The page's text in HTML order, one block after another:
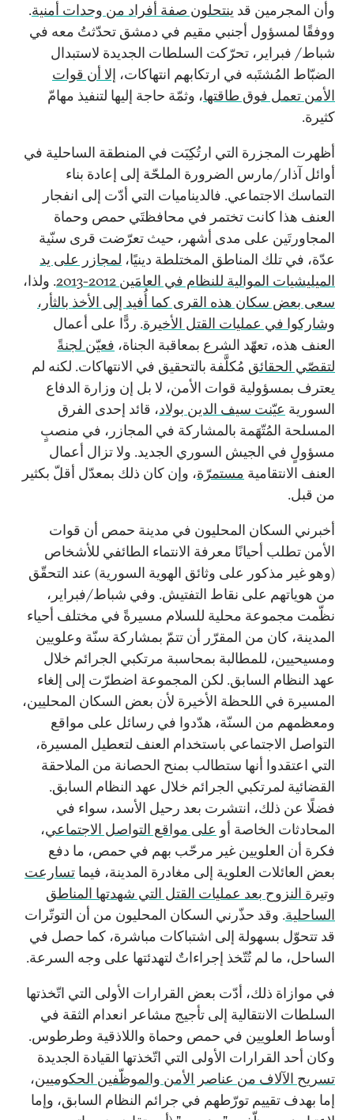
وأن المجرمين قد ينتحلون صفة أفراد من وحدات أمنية.
ووفقًا لمسؤول أجنبي مقيم في دمشق تحدّثتُ معه في
شباط/ فبراير، تحرّكت السلطات الجديدة لاستبدال
الضبّاط المُشتَبه في ارتكابهم انتهاكات، إلا أن قوات
الأمن تعمل فوق طاقتها، وثمّة حاجة إليها لتنفيذ مهامّ
كثيرة.
أظهرت المجزرة التي ارتُكِبَت في المنطقة الساحلية في
أوائل آذار/مارس الضرورة الملحّة إلى إعادة بناء
التماسك الاجتماعي. فالديناميات التي أدّت إلى انفجار
العنف هذا كانت تختمر في محافظتَي حمص وحماة
المجاورتَين على مدى أشهر، حيث تعرّضت قرى سنّية
عدّة، في تلك المناطق المختلطة دينيًا، لمجازر على يد
الميليشيات الموالية للنظام في العامَين 2012-2013
. ولذا،
سعى بعض سكان هذه القرى كما أُفيد إلى الأخذ بالثأر،
وشاركوا في عمليات القتل الأخيرة. ردًّا على أعمال
العنف هذه، تعهّد الشرع بمعاقبة الجناة، فعيّن لجنةً
لتقصّي الحقائق مُكلَّفة بالتحقيق في الانتهاكات. لكنه لم
يعترف بمسؤولية قوات الأمن، لا بل إن وزارة الدفاع
السورية عيّنت سيف الدين بولاد، قائد إحدى الفرق
المسلحة المُتّهَمة بالمشاركة في المجازر، في منصبٍ
مسؤولٍ في الجيش السوري الجديد. ولا تزال أعمال
العنف الانتقامية مستمرّة، وإن كان ذلك بمعدّل أقلّ بكثير
من قبل.
أخبرني السكان المحليون في مدينة حمص أن قوات
الأمن تطلب أحيانًا معرفة الانتماء الطائفي للأشخاص
(وهو غير مذكور على وثائق الهوية السورية) عند التحقّق
من هوياتهم على نقاط التفتيش. وفي شباط/فبراير،
نظّمت مجموعة محلية للسلام مسيرةً في مختلف أحياء
المدينة، كان من المقرّر أن تتمّ بمشاركة سنّة وعلويين
ومسيحيين، للمطالبة بمحاسبة مرتكبي الجرائم خلال
عهد النظام السابق. لكن المجموعة اضطرّت إلى إلغاء
المسيرة في اللحظة الأخيرة لأن بعض السكان المحليين،
ومعظمهم من السنّة، هدّدوا في رسائل على مواقع
التواصل الاجتماعي باستخدام العنف لتعطيل المسيرة،
التي اعتقدوا أنها ستطالب بمنح الحصانة من الملاحقة
القضائية لمرتكبي الجرائم خلال عهد النظام السابق.
فضلًا عن ذلك، انتشرت بعد رحيل الأسد، سواء في
المحادثات الخاصة أو على مواقع التواصل الاجتماعي،
فكرة أن العلويين غير مرحّب بهم في حمص، ما دفع
بعض العائلات العلوية إلى مغادرة المدينة، فيما تسارعت
وتيرة النزوح بعد عمليات القتل التي شهدتها المناطق
الساحلية. وقد حذّرني السكان المحليون من أن التوتّرات
قد تتحوّل بسهولة إلى اشتباكات مباشرة، كما حصل في
الساحل، ما لم تُتّخذ إجراءاتٌ لتهدئتها على وجه السرعة.
في موازاة ذلك، أدّت بعض القرارات الأولى التي اتّخذتها
السلطات الانتقالية إلى تأجيج مشاعر انعدام الثقة في
أوساط العلويين في حمص وحماة واللاذقية وطرطوس.
وكان أحد القرارات الأولى التي اتّخذتها القيادة الجديدة
تسريح الآلاف من عناصر الأمن والموظّفين الحكوميين،
إما بهدف تقييم تورّطهم في جرائم النظام السابق، وإما